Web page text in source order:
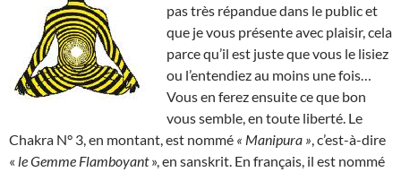
pas très répandue dans le public et
que je vous présente avec plaisir, cela
parce qu’il est juste que vous le lisiez
ou l’entendiez au moins une fois…
Vous en ferez ensuite ce que bon
vous semble, en toute liberté. Le
Chakra N° 3, en montant, est nommé « Manipura » , c’est-à-dire
« le Gemme Flamboyant», en sanskrit. En français, il est nommé